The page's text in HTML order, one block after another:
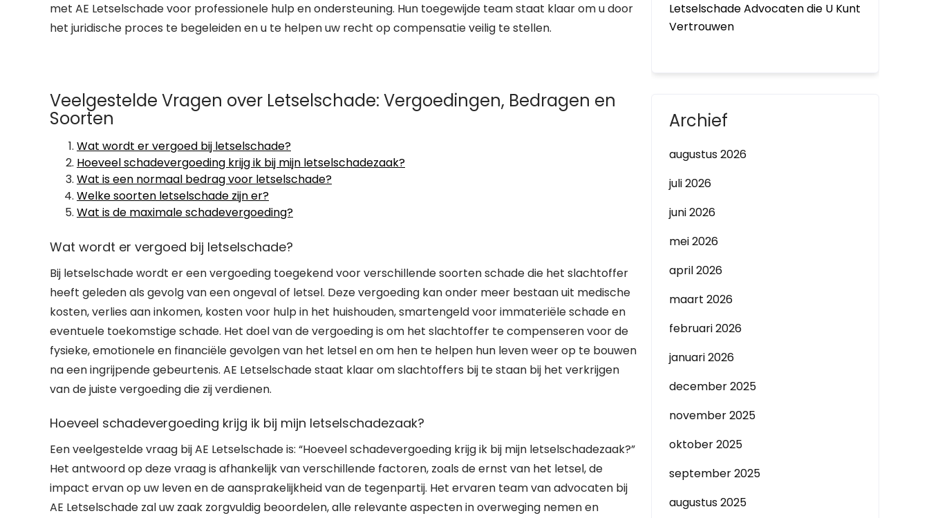
met AE Letselschade voor professionele hulp en ondersteuning. Hun toegewijde team staat klaar om u door
het juridische proces te begeleiden en u te helpen uw recht op compensatie veilig te stellen.
Veelgestelde Vragen over Letselschade: Vergoedingen, Bedragen en
Soorten
Wat wordt er vergoed bij letselschade?
Hoeveel schadevergoeding krijg ik bij mijn letselschadezaak?
Wat is een normaal bedrag voor letselschade?
Welke soorten letselschade zijn er?
Wat is de maximale schadevergoeding?
Wat wordt er vergoed bij letselschade?
Bij letselschade wordt er een vergoeding toegekend voor verschillende soorten schade die het slachtoffer
heeft geleden als gevolg van een ongeval of letsel. Deze vergoeding kan onder meer bestaan uit medische
kosten, verlies aan inkomen, kosten voor hulp in het huishouden, smartengeld voor immateriële schade en
eventuele toekomstige schade. Het doel van de vergoeding is om het slachtoffer te compenseren voor de
fysieke, emotionele en financiële gevolgen van het letsel en om hen te helpen hun leven weer op te bouwen
na een ingrijpende gebeurtenis. AE Letselschade staat klaar om slachtoffers bij te staan bij het verkrijgen
van de juiste vergoeding die zij verdienen.
Hoeveel schadevergoeding krijg ik bij mijn letselschadezaak?
Een veelgestelde vraag bij AE Letselschade is: “Hoeveel schadevergoeding krijg ik bij mijn letselschadezaak?”
Het antwoord op deze vraag is afhankelijk van verschillende factoren, zoals de ernst van het letsel, de
impact ervan op uw leven en de aansprakelijkheid van de tegenpartij. Het ervaren team van advocaten bij
AE Letselschade zal uw zaak zorgvuldig beoordelen, alle relevante aspecten in overweging nemen en
Letselschade Advocaten die U Kunt
Vertrouwen
Archief
augustus 2026
juli 2026
juni 2026
mei 2026
april 2026
maart 2026
februari 2026
januari 2026
december 2025
november 2025
oktober 2025
september 2025
augustus 2025